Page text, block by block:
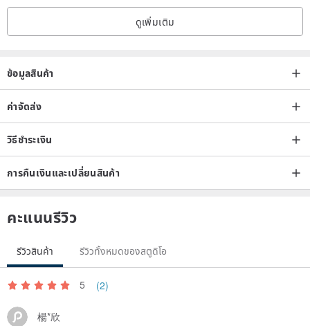
ดูเพิ่มเติม
ข้อมูลสินค้า
ค่าจัดส่ง
วิธีชำระเงิน
การคืนเงินและเปลี่ยนสินค้า
คะแนนรีวิว
รีวิวสินค้า รีวิวทั้งหมดของสตูดิโอ
5 (2)
楊*欣